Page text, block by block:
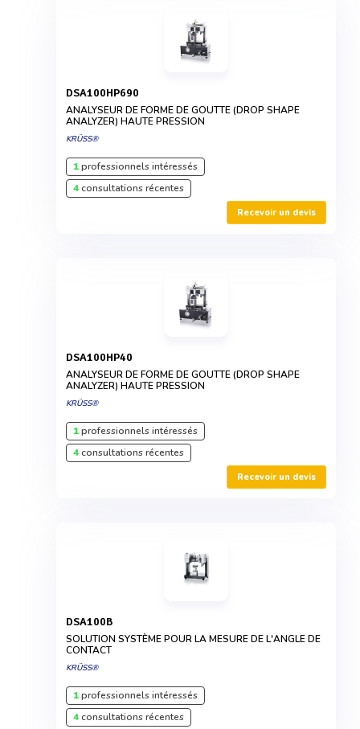
DSA100HP690
ANALYSEUR DE FORME DE GOUTTE (DROP SHAPE
ANALYZER) HAUTE PRESSION
KRÜSS®
1professionnels intéressés
4consultations récentes
Recevoir un devis
DSA100HP40
ANALYSEUR DE FORME DE GOUTTE (DROP SHAPE
ANALYZER) HAUTE PRESSION
KRÜSS®
1professionnels intéressés
4consultations récentes
Recevoir un devis
DSA100B
SOLUTION SYSTÈME POUR LA MESURE DE L'ANGLE DE
CONTACT
KRÜSS®
1professionnels intéressés
4consultations récentes